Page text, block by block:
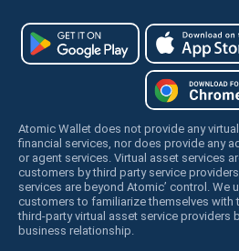
Atomic Wallet does not provide any
financial services, nor does provide any
or agent services. Virtual asset services
customers by third party service
services are beyond Atomic’ control. We
customers to familiarize themselves
third-party virtual asset service providers
business relationship.